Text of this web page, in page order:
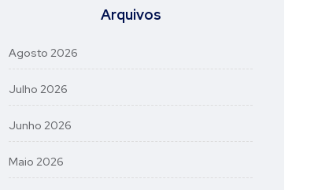
Arquivos
Agosto 2026
Julho 2026
Junho 2026
Maio 2026